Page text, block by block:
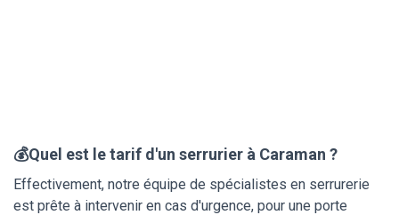
💰Quel est le tarif d'un serrurier à Caraman ?
Effectivement, notre équipe de spécialistes en serrurerie
est prête à intervenir en cas d'urgence, pour une porte